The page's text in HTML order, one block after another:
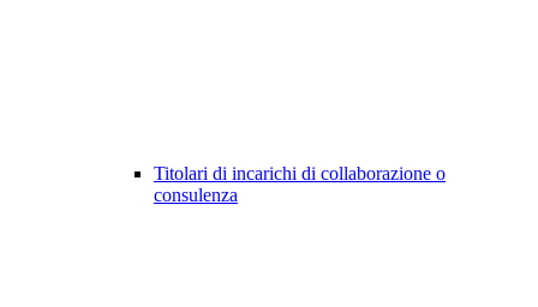
Titolari di incarichi di collaborazione o
consulenza